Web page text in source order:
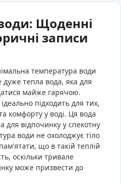
Щоденні
записи
температура води
дуже тепла вода, яка для
майже гарячою.
підходить для тих,
комфорту у воді. Ця вода
для відпочинку у спекотну
води не охолоджує тіло
що в такій теплій
оскільки тривале
може призвести до